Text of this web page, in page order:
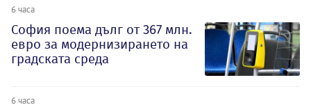
6 часа
София поема дълг от 367 млн.
евро за модернизирането на
градската среда
6 часа